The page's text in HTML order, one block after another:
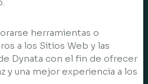
herramientas o
a los Sitios Web y las
Dynata con el fin de ofrecer
y una mejor experiencia a los